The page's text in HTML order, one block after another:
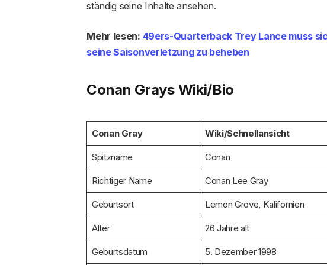
ständig seine Inhalte ansehen.
Mehr lesen: 49ers-Quarterback Trey Lance muss
seine Saisonverletzung zu beheben
Conan Grays Wiki/Bio
Conan Gray Wiki/Schnellansicht
Spitzname Conan
Richtiger Name Conan Lee Gray
Geburtsort Lemon Grove, Kalifornien
Alter 26 Jahre alt
Geburtsdatum 5. Dezember 1998